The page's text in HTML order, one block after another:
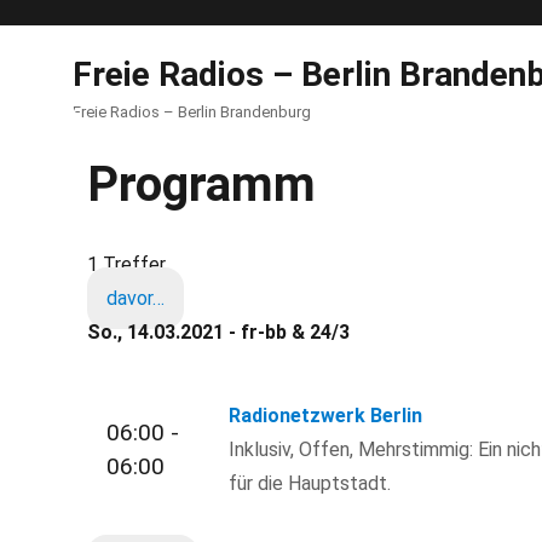
Freie Radios – Berlin
Freie Radios – Berlin Brandenburg
Programm
1 Treffer
davor…
So., 14.03.2021 - fr-bb & 24/3
06:00 -
06:00
Radionetzwerk Berlin
Inklusiv, Offen, Mehrstimmig: Ein
für die Hauptstadt.